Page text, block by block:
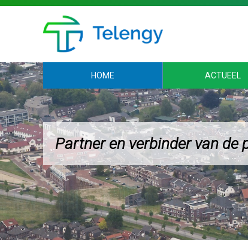
HOME ACTUEEL
Partner en verbinder van de